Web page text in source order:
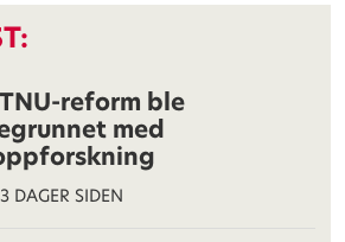
reform ble
med
3 DAGER SIDEN